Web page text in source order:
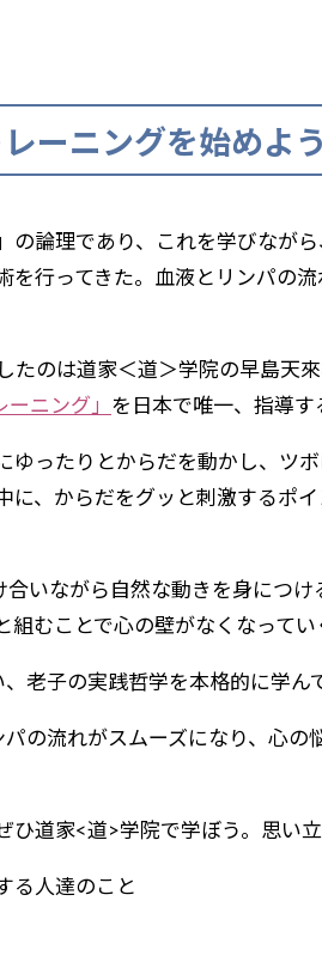
ーニングを始めよう
論理であり、これを学びなが
行ってきた。血液とリンパの
たのは道家＜道＞学院の早島天
ニング」 を日本で唯一、指導す
ゆったりとからだを動かし、ツ
、からだをグッと刺激するポ
いながら自然な動きを身につ
むことで心の壁がなくなってい
老子の実践哲学を本格的に学ん
の流れがスムーズになり、心の
道家<道>学院で学ぼう。思い立
る人達のこと